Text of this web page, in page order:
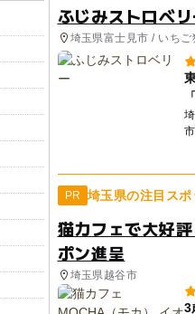
ふじみストロベリ
埼玉県富士見市 / いちご
PR 埼玉県の注目スポ
猫カフェで大好
ポン進呈
埼玉県越谷市
3